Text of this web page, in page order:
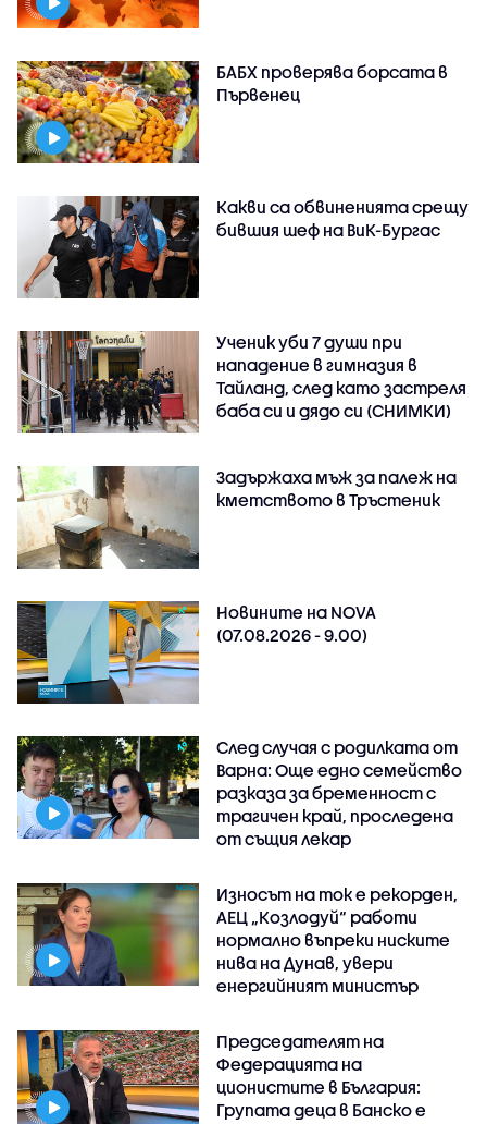
БАБХ проверява борсата в
Първенец
Какви са обвиненията срещу
бившия шеф на ВиК-Бургас
Ученик уби 7 души при
нападение в гимназия в
Тайланд, след като застреля
баба си и дядо си (СНИМКИ)
Задържаха мъж за палеж на
кметството в Тръстеник
Новините на NOVA
(07.08.2026 - 9.00)
След случая с родилката от
Варна: Още едно семейство
разказа за бременност с
трагичен край, проследена
от същия лекар
Износът на ток е рекорден,
АЕЦ „Козлодуй“ работи
нормално въпреки ниските
нива на Дунав, увери
енергийният министър
Председателят на
Федерацията на
ционистите в България:
Групата деца в Банско е